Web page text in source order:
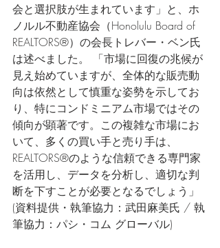
会と選択肢が生まれています」と、ホ
ノルル不動産協会（Honolulu Board of
REALTORS®）の会長トレバー・ベン氏
は述べました。 「市場に回復の兆候が
見え始めていますが、全体的な販売動
向は依然として慎重な姿勢を示してお
り、特にコンドミニアム市場ではその
傾向が顕著です。この複雑な市場にお
いて、多くの買い手と売り手は、
REALTORS®のような信頼できる専門家
を活用し、データを分析し、適切な判
断を下すことが必要となるでしょう」
(資料提供・執筆協力：武田麻美氏 / 執
筆協力：パシ・コム グローバル)